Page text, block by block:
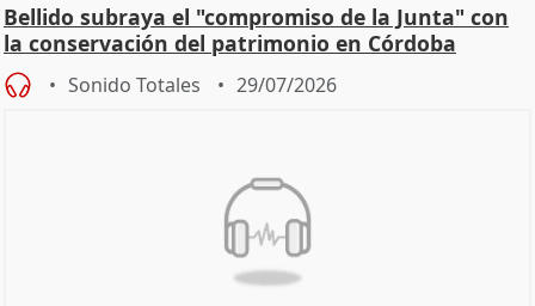
Bellido subraya el "compromiso de la Junta" con
la conservación del patrimonio en Córdoba
Sonido Totales 29/07/2026